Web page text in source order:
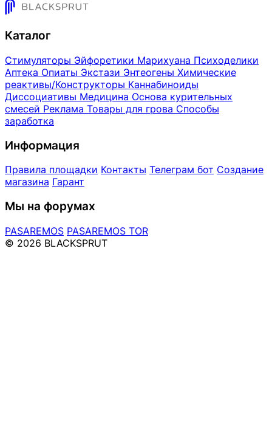
Каталог
Стимуляторы Эйфоретики Марихуана Психоделики
Аптека Опиаты Экстази Энтеогены Химические
реактивы/Конструкторы Каннабиноиды
Диссоциативы Медицина Основа курительных
смесей Реклама Товары для грова Способы
заработка
Информация
Правила площадки Контакты Телеграм бот Создание
магазина Гарант
Мы на форумах
PASAREMOS PASAREMOS TOR
© 2026 BLACKSPRUT